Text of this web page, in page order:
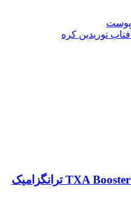
پوست
توریدین کره
کرم ضد لک آرنسیا TXA Booster Shot 5% ترانگزامیک